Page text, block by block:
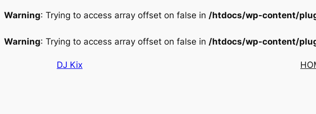
Warning: Trying to access array offset on false in /htdocs/wp-content/
Warning: Trying to access array offset on false in /htdocs/wp-content/
DJ Kix